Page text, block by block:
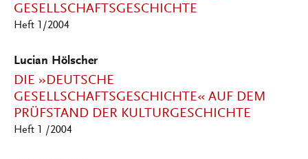
GESELLSCHAFTSGESCHICHTE
Heft 1/2004
Lucian Hölscher
DIE »DEUTSCHE
GESELLSCHAFTSGESCHICHTE« AUF DEM
PRÜFSTAND DER KULTURGESCHICHTE
Heft 1 /2004